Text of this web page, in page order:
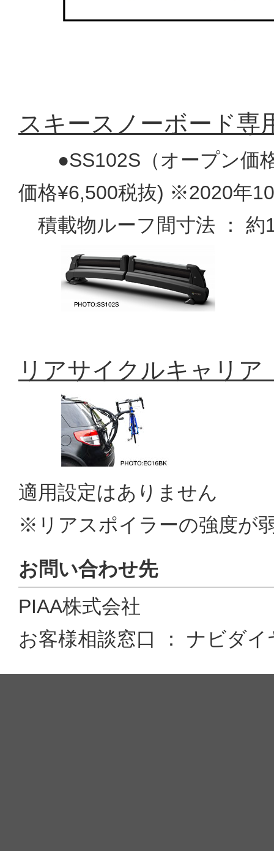
スキースノーボード専
●SS102S（オープン価格
価格¥6,500税抜) ※2020年
積載物ルーフ間寸法 ： 約
リアサイクルキャリア
適用設定はありません
※リアスポイラーの強度が
お問い合わせ先
PIAA株式会社
お客様相談窓口 ： ナビダ